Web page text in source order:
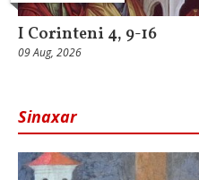
I Corinteni 4, 9-16
09 Aug, 2026
Sinaxar